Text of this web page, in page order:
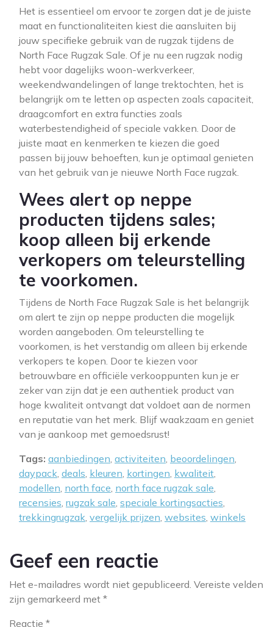
Het is essentieel om ervoor te zorgen dat je de juiste
maat en functionaliteiten kiest die aansluiten bij
jouw specifieke gebruik van de rugzak tijdens de
North Face Rugzak Sale. Of je nu een rugzak nodig
hebt voor dagelijks woon-werkverkeer,
weekendwandelingen of lange trektochten, het is
belangrijk om te letten op aspecten zoals capaciteit,
draagcomfort en extra functies zoals
waterbestendigheid of speciale vakken. Door de
juiste maat en kenmerken te kiezen die goed
passen bij jouw behoeften, kun je optimaal genieten
van het gebruik van je nieuwe North Face rugzak.
Wees alert op neppe
producten tijdens sales;
koop alleen bij erkende
verkopers om teleurstelling
te voorkomen.
Tijdens de North Face Rugzak Sale is het belangrijk
om alert te zijn op neppe producten die mogelijk
worden aangeboden. Om teleurstelling te
voorkomen, is het verstandig om alleen bij erkende
verkopers te kopen. Door te kiezen voor
betrouwbare en officiële verkooppunten kun je er
zeker van zijn dat je een authentiek product van
hoge kwaliteit ontvangt dat voldoet aan de normen
en reputatie van het merk. Blijf waakzaam en geniet
van je aankoop met gemoedsrust!
Tags: aanbiedingen, activiteiten, beoordelingen,
daypack, deals, kleuren, kortingen, kwaliteit,
modellen, north face, north face rugzak sale,
recensies, rugzak sale, speciale kortingsacties,
trekkingrugzak, vergelijk prijzen, websites, winkels
Geef een reactie
Het e-mailadres wordt niet gepubliceerd. Vereiste velden
zijn gemarkeerd met *
Reactie *